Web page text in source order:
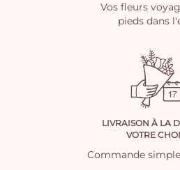
Vos fleurs
pieds dans
LIVRAISON À LA
VOTRE
Commande